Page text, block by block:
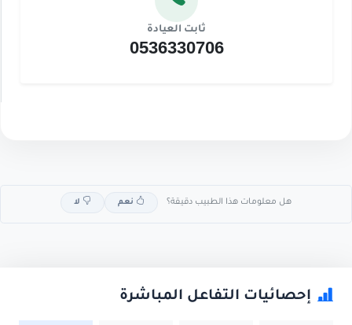
ثابت العيادة
0536330706
هل معلومات هذا الطبيب دقيقة؟ نعم لا
إحصائيات التفاعل المباشرة